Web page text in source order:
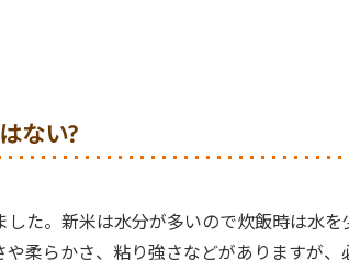
ない?
た。新米は水分が多いので炊飯時は水
柔らかさ、粘り強さなどがありますが、